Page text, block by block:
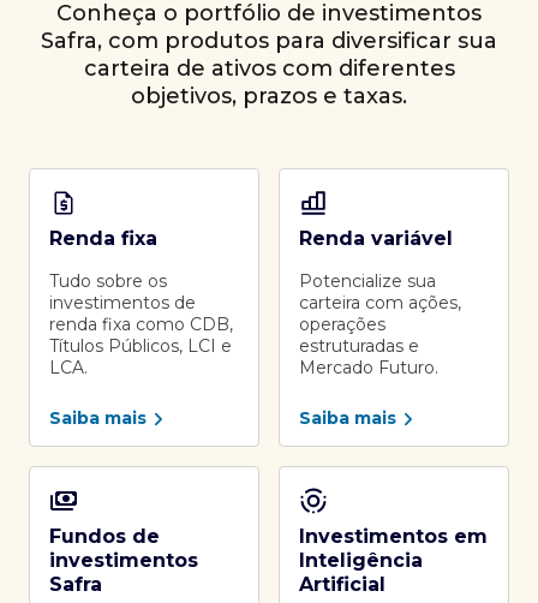
Conheça o portfólio de investimentos
Safra, com produtos para diversificar sua
carteira de ativos com diferentes
objetivos, prazos e taxas.
Renda fixa
Tudo sobre os
investimentos de
renda fixa como CDB,
Títulos Públicos, LCI e
LCA.
Saiba mais
Renda variável
Potencialize sua
carteira com ações,
operações
estruturadas e
Mercado Futuro.
Saiba mais
Fundos de
investimentos
Safra
Investimentos em
Inteligência
Artificial